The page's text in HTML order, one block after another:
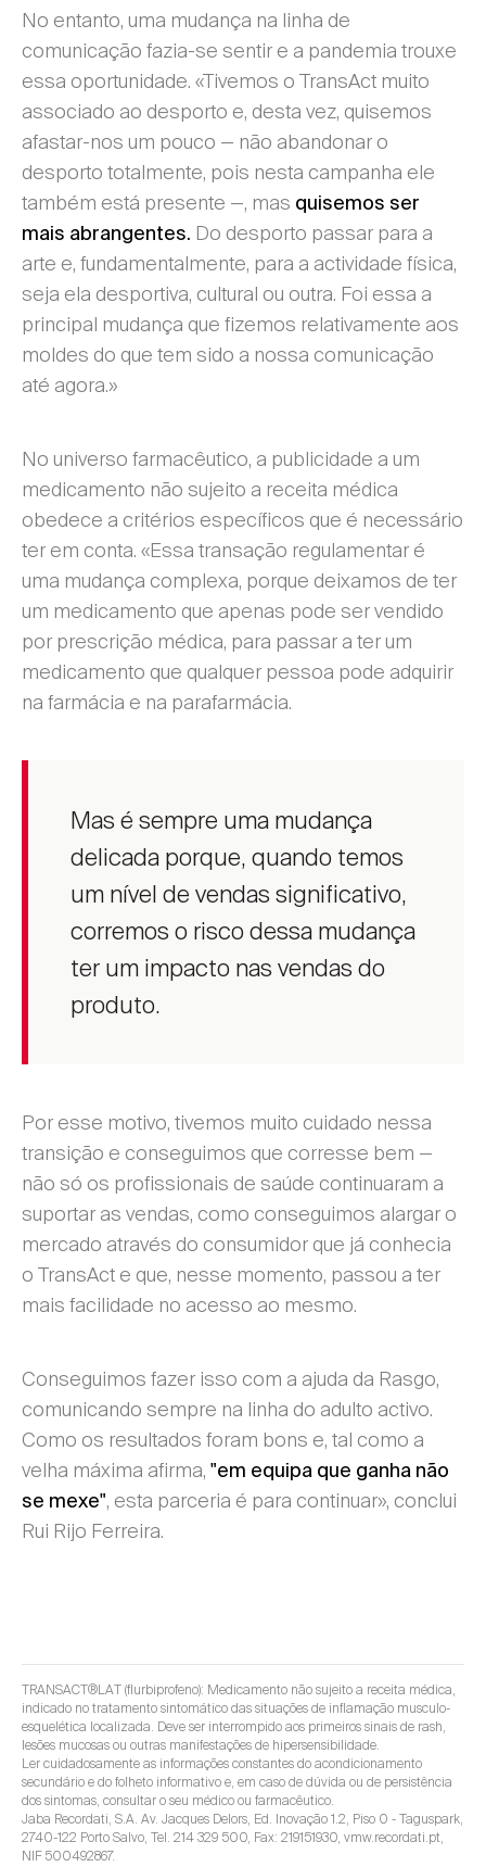
No entanto, uma mudança na linha de
comunicação fazia-se sentir e a pandemia trouxe
essa oportunidade. «Tivemos o TransAct muito
associado ao desporto e, desta vez, quisemos
afastar-nos um pouco — não abandonar o
desporto totalmente, pois nesta campanha ele
também está presente —, mas quisemos ser
mais abrangentes. Do desporto passar para a
arte e, fundamentalmente, para a actividade física,
seja ela desportiva, cultural ou outra. Foi essa a
principal mudança que fizemos relativamente aos
moldes do que tem sido a nossa comunicação
até agora.»
No universo farmacêutico, a publicidade a um
medicamento não sujeito a receita médica
obedece a critérios específicos que é necessário
ter em conta. «Essa transação regulamentar é
uma mudança complexa, porque deixamos de ter
um medicamento que apenas pode ser vendido
por prescrição médica, para passar a ter um
medicamento que qualquer pessoa pode adquirir
na farmácia e na parafarmácia.
Mas é sempre uma mudança
delicada porque, quando temos
um nível de vendas significativo,
corremos o risco dessa mudança
ter um impacto nas vendas do
produto.
Por esse motivo, tivemos muito cuidado nessa
transição e conseguimos que corresse bem —
não só os profissionais de saúde continuaram a
suportar as vendas, como conseguimos alargar o
mercado através do consumidor que já conhecia
o TransAct e que, nesse momento, passou a ter
mais facilidade no acesso ao mesmo.
Conseguimos fazer isso com a ajuda da Rasgo,
comunicando sempre na linha do adulto activo.
Como os resultados foram bons e, tal como a
velha máxima afirma, "em equipa que ganha não
se mexe", esta parceria é para continuar», conclui
Rui Rijo Ferreira.
TRANSACT®LAT (flurbiprofeno): Medicamento não sujeito a receita médica,
indicado no tratamento sintomático das situações de inflamação musculo-
esquelética localizada. Deve ser interrompido aos primeiros sinais de rash,
lesões mucosas ou outras manifestações de hipersensibilidade.
Ler cuidadosamente as informações constantes do acondicionamento
secundário e do folheto informativo e, em caso de dúvida ou de persistência
dos sintomas, consultar o seu médico ou farmacêutico.
Jaba Recordati, S.A. Av. Jacques Delors, Ed. Inovação 1.2, Piso 0 - Taguspark,
2740-122 Porto Salvo, Tel. 214 329 500, Fax: 219151930, vmw.recordati.pt,
NIF 500492867.